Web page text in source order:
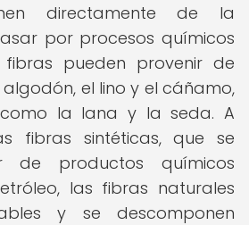
directamente de la
por procesos químicos
fibras pueden provenir de
el lino y el cáñamo,
la lana y la seda. A
fibras sintéticas, que se
productos químicos
las fibras naturales
y se descomponen